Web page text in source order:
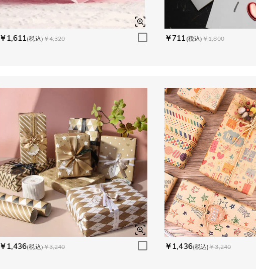
￥1,611(税込)￥4,320 ￥711 (税込)￥1,800
￥1,436(税込)￥3,240 ￥1,436(税込)￥3,240